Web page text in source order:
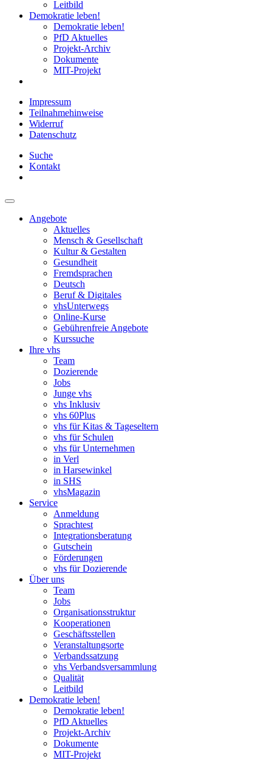
Leitbild
Demokratie leben!
Demokratie leben!
PfD Aktuelles
Projekt-Archiv
Dokumente
MIT-Projekt
Impressum
Teilnahmehinweise
Widerruf
Datenschutz
Suche
Kontakt
Angebote
Aktuelles
Mensch & Gesellschaft
Kultur & Gestalten
Gesundheit
Fremdsprachen
Deutsch
Beruf & Digitales
vhsUnterwegs
Online-Kurse
Gebührenfreie Angebote
Kurssuche
Ihre vhs
Team
Dozierende
Jobs
Junge vhs
vhs Inklusiv
vhs 60Plus
vhs für Kitas & Tageseltern
vhs für Schulen
vhs für Unternehmen
in Verl
in Harsewinkel
in SHS
vhsMagazin
Service
Anmeldung
Sprachtest
Integrationsberatung
Gutschein
Förderungen
vhs für Dozierende
Über uns
Team
Jobs
Organisationsstruktur
Kooperationen
Geschäftsstellen
Veranstaltungsorte
Verbandssatzung
vhs Verbandsversammlung
Qualität
Leitbild
Demokratie leben!
Demokratie leben!
PfD Aktuelles
Projekt-Archiv
Dokumente
MIT-Projekt